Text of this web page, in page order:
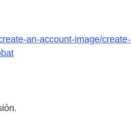
an-account-image/